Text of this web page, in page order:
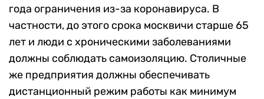
года ограничения из-за коронавируса. В
частности, до этого срока москвичи старше 65
лет и люди с хроническими заболеваниями
должны соблюдать самоизоляцию. Столичные
же предприятия должны обеспечивать
дистанционный режим работы как минимум